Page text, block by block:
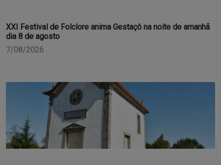
XXI Festival de Folclore anima Gestaçô na noite de amanhã
dia 8 de agosto
7/08/2026